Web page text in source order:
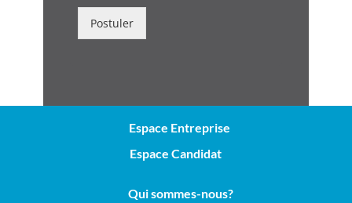
Postuler
Espace Entreprise
Espace Candidat
Qui sommes-nous?